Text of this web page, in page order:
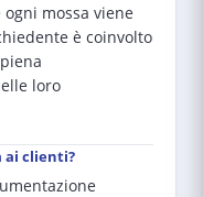
mossa viene
è coinvolto
loro
ai clienti?